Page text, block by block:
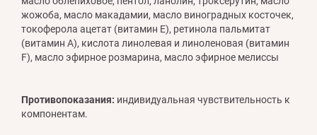
жожоба, масло макадамии, масло виноградных косточек,
токоферола ацетат (витамин Е), ретинола пальмитат
(витамин А), кислота линолевая и линоленовая (витамин
F), масло эфирное розмарина, масло эфирное мелиссы
Противопоказания: индивидуальная чувствительность к
компонентам.